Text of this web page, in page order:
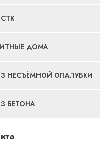
ДОМА
НЕСЪЁМНОЙ ОПАЛУБКИ
БЕТОНА